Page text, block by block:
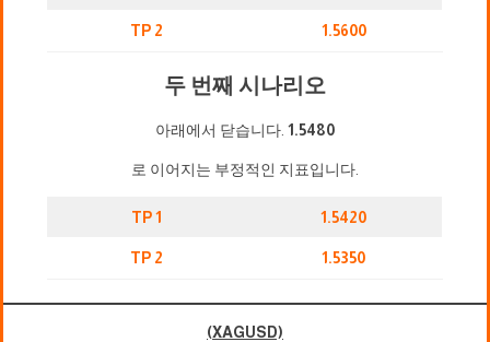
TP 2 1.5600
두 번째 시나리오
아래에서 닫습니다. 1.5480
로 이어지는 부정적인 지표입니다.
TP 1 1.5420
TP 2 1.5350
(XAGUSD)